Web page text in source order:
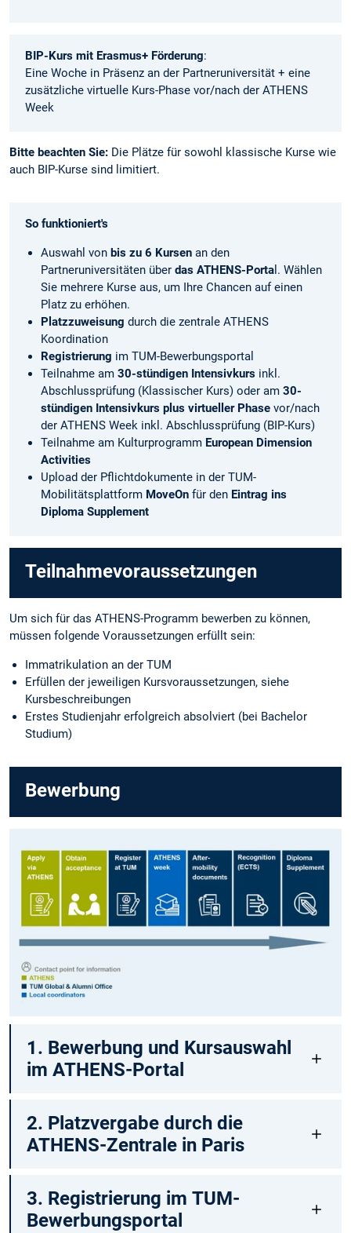
BIP-Kurs mit Erasmus+ Förderung:
Eine Woche in Präsenz an der Partneruniversität + eine
zusätzliche virtuelle Kurs-Phase vor/nach der ATHENS
Week
Bitte beachten Sie: Die Plätze für sowohl klassische Kurse wie
auch BIP-Kurse sind limitiert.
So funktioniert's
Auswahl von bis zu 6 Kursen an den
Partneruniversitäten über das ATHENS-Porta l. Wählen
Sie mehrere Kurse aus, um Ihre Chancen auf einen
Platz zu erhöhen.
Platzzuweisung durch die zentrale ATHENS
Koordination
Registrierung im TUM-Bewerbungsportal
Teilnahme am 30-stündigen Intensivkurs inkl.
Abschlussprüfung (Klassischer Kurs) oder am 30-
stündigen Intensivkurs plus virtueller Phase vor/nach
der ATHENS Week inkl. Abschlussprüfung (BIP-Kurs)
Teilnahme am Kulturprogramm European Dimension
Activities
Upload der Pflichtdokumente in der TUM-
Mobilitätsplattform MoveOn für den Eintrag ins
Diploma Supplement
Teilnahmevoraussetzungen
Um sich für das ATHENS-Programm bewerben zu können,
müssen folgende Voraussetzungen erfüllt sein:
Immatrikulation an der TUM
Erfüllen der jeweiligen Kursvoraussetzungen, siehe
Kursbeschreibungen
Erstes Studienjahr erfolgreich absolviert (bei Bachelor
Studium)
Bewerbung
1. Bewerbung und Kursauswahl
im ATHENS-Portal
2. Platzvergabe durch die
ATHENS-Zentrale in Paris
3. Registrierung im TUM-
Bewerbungsportal